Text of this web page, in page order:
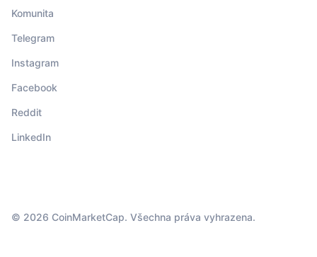
Komunita
Telegram
Instagram
Facebook
Reddit
LinkedIn
© 2026 CoinMarketCap. Všechna práva vyhrazena.